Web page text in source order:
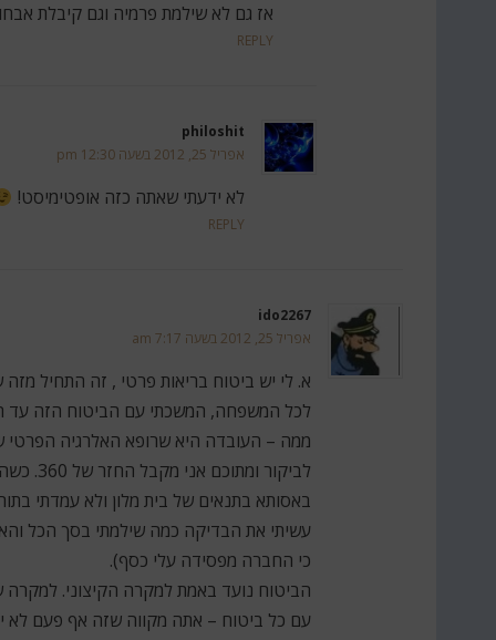
אז גם לא שילמת פרמיה וגם קיבלת
REPLY
philoshit
אפריל 25, 2012 בשעה 12:30 pm
לא ידעתי שאתה כזה אופטימיסט!
REPLY
ido2267
אפריל 25, 2012 בשעה 7:17 am
א. לי יש ביטוח בריאות פרטי , זה התחיל מזה
לכל המשפחה, המשכתי עם הביטוח הזה עד
לביקור
באסותא בתנאים של בית מלון ולא עמדתי
עשיתי את הבדיקה כמה שילמתי בסך הכל
כי החברה מפסידה עלי כסף).
הביטוח נועד באמת למקרה הקיצוני. למקרה
עם כל ביטוח – אתה מקווה שזה אף פעם לא